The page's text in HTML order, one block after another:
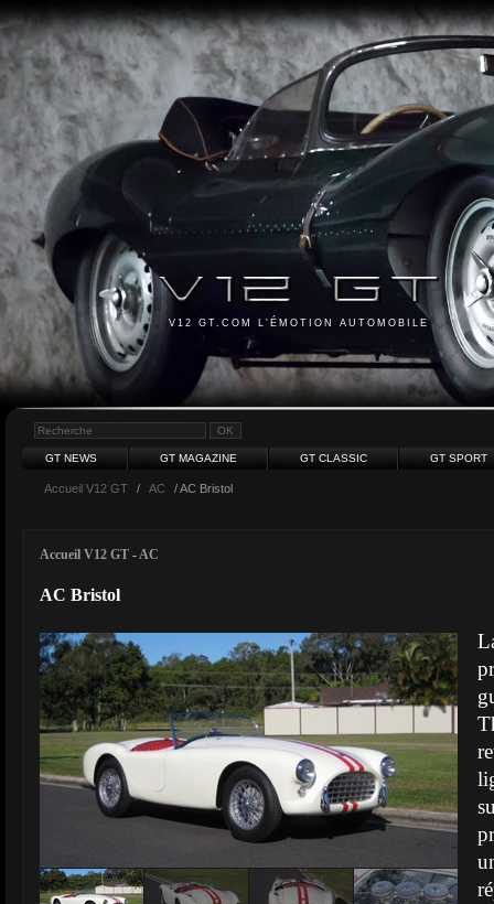
V12 GT.COM L'ÉMOTION AUTOMOBILE
GT NEWS GT MAGAZINE GT CLASSIC GT SPORT
Accueil V12 GT / AC / AC Bristol
Accueil V12 GT -AC
AC Bristol